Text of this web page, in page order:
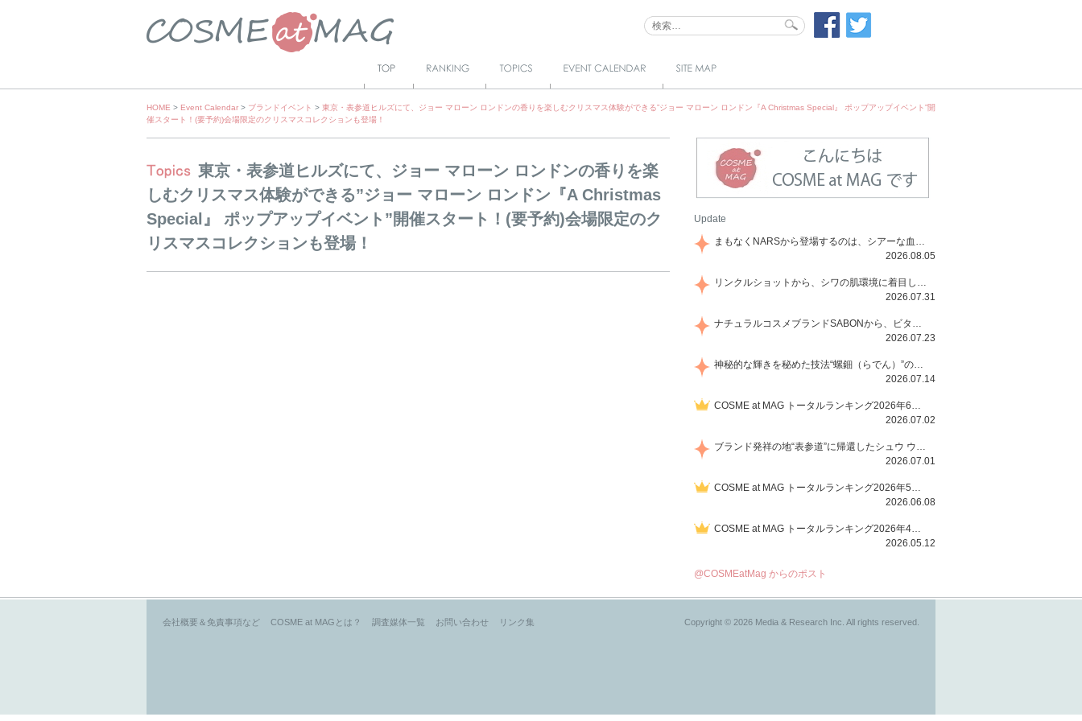
ップ
Skip
to
content
HOME > Event Calendar > ブランドイベント > 東京・表参道ヒルズにて、ジョー マローン ロンドンの香りを楽しむクリスマス体験ができる”ジョー マローン ロンドン『A Christmas Special』 ポップアップイベント”開
催スタート！(要予約)会場限定のクリスマスコレクションも登場！
東京・表参道ヒルズにて、ジョー マローン ロンドンの香りを楽
しむクリスマス体験ができる”ジョー マローン ロンドン『A Christmas
Special』 ポップアップイベント”開催スタート！(要予約)会場限定のク
リスマスコレクションも登場！
Update
まもなくNARSから登場するのは、シアーな血色感と高揚感が魅力の新作リキッドブラッシュ「インセイシャブル リキッドブラッシュ」と、ゴールデンアワーに染まる空にインスピレーションを得た「アフターグロー リップシャイン」の新色！夏をハックして！
2026.08.05
リンクルショットから、シワの肌環境に着目した初のローションとナイトクリームが登場！デイリーケアで、シワ特有の肌環境を改善し、シワが目立たない肌へと導きます。
2026.07.31
ナチュラルコスメブランドSABONから、ビタミンC配合のビタミンスムージーマスク「ラディアンスマスク」と、ペパーミントにオーガニックハーブを凝縮したジェルの涼感トリートメント美容液「スカルプセラム リフレッシング」が登場！日々のデイリーケアで、過酷な猛暑で疲れた肌や頭皮をサポート、心地よくリフレッシュし、優しく肌を整えます。
2026.07.23
神秘的な輝きを秘めた技法“螺鈿（らでん）”の多彩で多様な煌めきに着想を得たSUQQUの2026 秋 カラーコレクションから登場するのは、艶然と輝くアイシャドウや偏光パールを配したフェイスカラー、繊細なパールの煌めくネイル、そしてそれらを際立てる“朧げな艶”を秘めた新リクイドリップ「ブラー リクイド リップ」。強さを秘めたまろやかな洗練の表情に。
2026.07.14
COSME at MAG トータルランキング2026年6月号
2026.07.02
ブランド発祥の地“表参道”に帰還したシュウ ウエムラから、“骨格美“を叶えるクレヨンタイプのフェイスカラー「スカルプト クレヨン」と、ブランド初のリノベーションで進化した名品アイブロウ「ハード フォーミュラ ハード 10」が登場！
2026.07.01
COSME at MAG トータルランキング2026年5月号
2026.06.08
COSME at MAG トータルランキング2026年4月号
2026.05.12
@COSMEatMag からのポスト
会社概要＆免責事項など COSME at MAGとは？ 調査媒体一覧 お問い合わせ リンク集 Copyright © 2026 Media & Research Inc. All rights reserved.